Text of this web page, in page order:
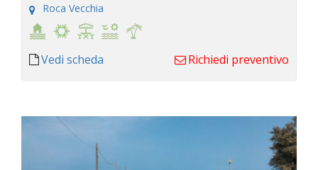
Roca Vecchia
Vedi scheda Richiedi preventivo